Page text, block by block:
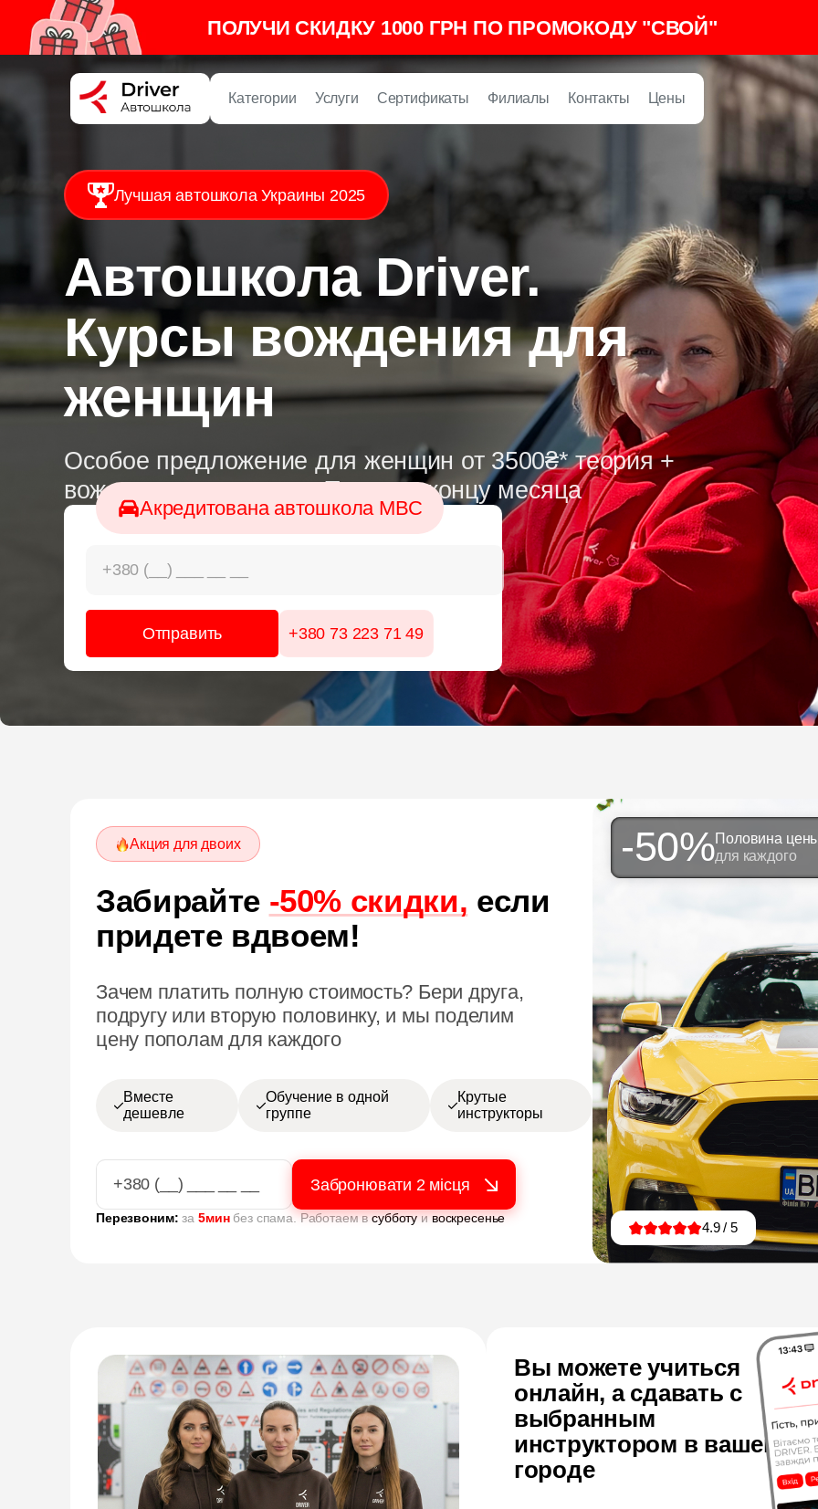
ПОЛУЧИ СКИДКУ 1000 ГРН ПО ПРОМОКОДУ "СВОЙ"
Категории Услуги Сертификаты Филиалы Контакты Цены
Лучшая автошкола Украины 2025
Автошкола Driver.
Курсы вождения для
женщин
Особое предложение для женщин от 3500₴* теория +
вождение + экзамены. Только к концу месяца
Акредитована автошкола МВС
+380 73 223 71 49
Акция для двоих
Забирайте -50% скидки, если
придете вдвоем!
Зачем платить полную стоимость? Бери друга,
подругу или вторую половинку, и мы поделим
цену пополам для каждого
Вместе
дешевле
Обучение в одной
группе
Крутые
инструкторы
Перезвоним: за 5минбез спама.Работаем всубботуивоскресенье
4.9 / 5
-50%Половина
для каждого
Вы можете учиться
онлайн, а сдавать с
выбранным
инструктором в вашем
городе